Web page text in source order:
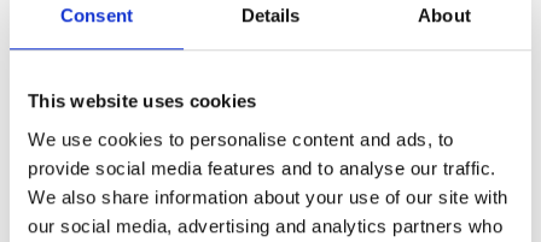
Consent Details About
This website uses cookies
We use cookies to personalise content and ads, to
provide social media features and to analyse our traffic.
We also share information about your use of our site with
our social media, advertising and analytics partners who
SHOWCASE
Hieronder zie je een voorbeeld van een drieluik die ooit
op de socials is geplaatst!